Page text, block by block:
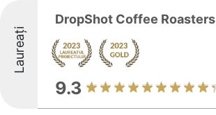
Laureați
DropShot Coffee Roasters
9.3